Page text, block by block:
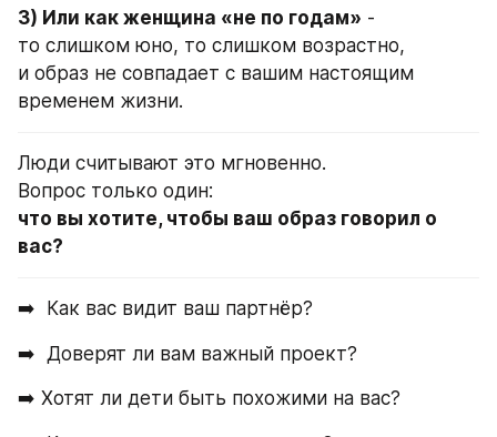
3) Или как женщина «не по годам» -
то слишком юно, то слишком возрастно,
и образ не совпадает с вашим настоящим
временем жизни.
Люди считывают это мгновенно.
Вопрос только один:
что вы хотите, чтобы ваш образ говорил о
вас?
➡️  Как вас видит ваш партнёр?
➡️  Доверят ли вам важный проект?
➡️ Хотят ли дети быть похожими на вас?